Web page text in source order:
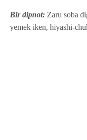
Bir dipnot: Zaru soba
yemek iken, hiyashi-